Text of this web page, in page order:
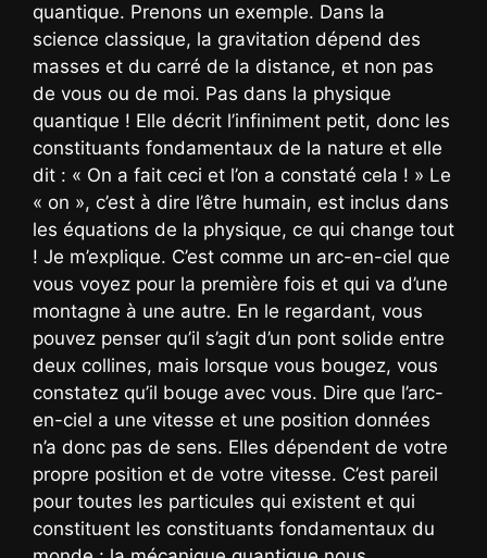
quantique. Prenons un exemple. Dans la
science classique, la gravitation dépend des
masses et du carré de la distance, et non pas
de vous ou de moi. Pas dans la physique
quantique ! Elle décrit l’infiniment petit, donc les
constituants fondamentaux de la nature et elle
dit : « On a fait ceci et l’on a constaté cela ! » Le
« on », c’est à dire l’être humain, est inclus dans
les équations de la physique, ce qui change tout
! Je m’explique. C’est comme un arc-en-ciel que
vous voyez pour la première fois et qui va d’une
montagne à une autre. En le regardant, vous
pouvez penser qu’il s’agit d’un pont solide entre
deux collines, mais lorsque vous bougez, vous
constatez qu’il bouge avec vous. Dire que l’arc-
en-ciel a une vitesse et une position données
n’a donc pas de sens. Elles dépendent de votre
propre position et de votre vitesse. C’est pareil
pour toutes les particules qui existent et qui
constituent les constituants fondamentaux du